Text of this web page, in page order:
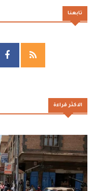
تابعنا
الاكثر قراءة